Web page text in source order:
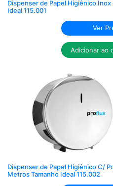
Dispenser de Papel Higiênico
Ideal 115.001
Ver
Adicionar ao
Dispenser de Papel Higiênico C/
Metros Tamanho Ideal 115.002